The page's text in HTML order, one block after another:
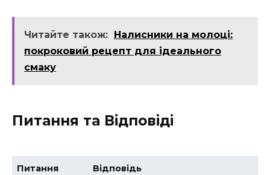
Читайте також:
Налисники на молоці:
покроковий рецепт для ідеального
смаку
Питання та Відповіді
Питання Відповідь